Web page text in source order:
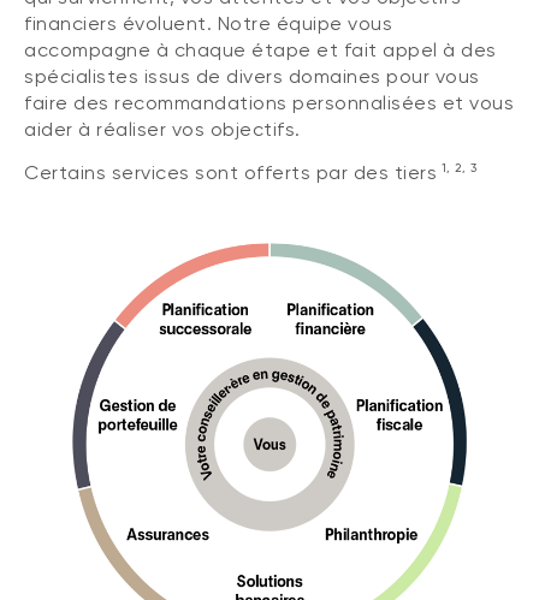
financiers évoluent. Notre équipe vous
accompagne à chaque étape et fait appel à des
spécialistes issus de divers domaines pour vous
faire des recommandations personnalisées et vous
aider à réaliser vos objectifs.
Certains services sont offerts par des tiers 1, 2, 3